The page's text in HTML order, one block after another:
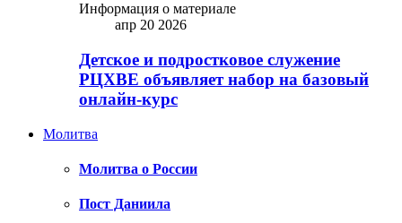
Информация о материале
апр 20 2026
Детское и подростковое служение
РЦХВЕ объявляет набор на базовый
онлайн-курс
Молитва
Молитва о России
Пост Даниила